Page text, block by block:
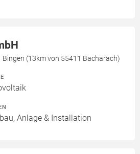
Bingen (13km von 55411 Bacharach)
Anlage & Installation